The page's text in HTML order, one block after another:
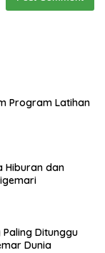
Program Latihan
Hiburan dan
Ditunggu
Dunia